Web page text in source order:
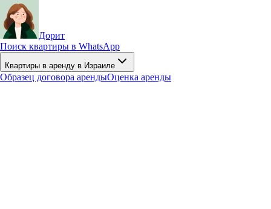
Дорит
Поиск квартиры в WhatsApp
Квартиры в аренду в Израиле
Образец договора арендыОценка аренды